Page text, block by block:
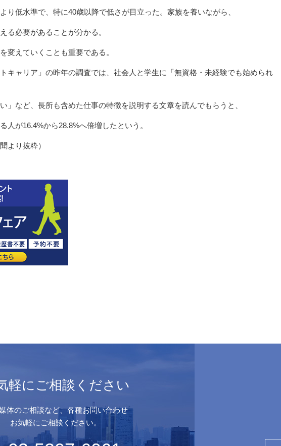
り低水準で、特に40歳以降で低さが目立った。家族を養いながら、
る必要があることが分かる。
変えていくことも重要である。
キャリア」の昨年の調査では、社会人と学生に「無資格・未経験でも始められ
」など、長所も含めた仕事の特徴を説明する文章を読んでもらうと、
人が16.4%から28.8%へ倍増したという。
より抜粋）
軽にご相談ください
体のご相談など、各種お問い合わせ
お気軽にご相談ください。